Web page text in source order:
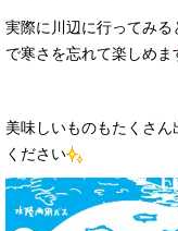
実際に川辺に行ってみ
で寒さを忘れて楽しめま
美味しいものもたくさ
ください